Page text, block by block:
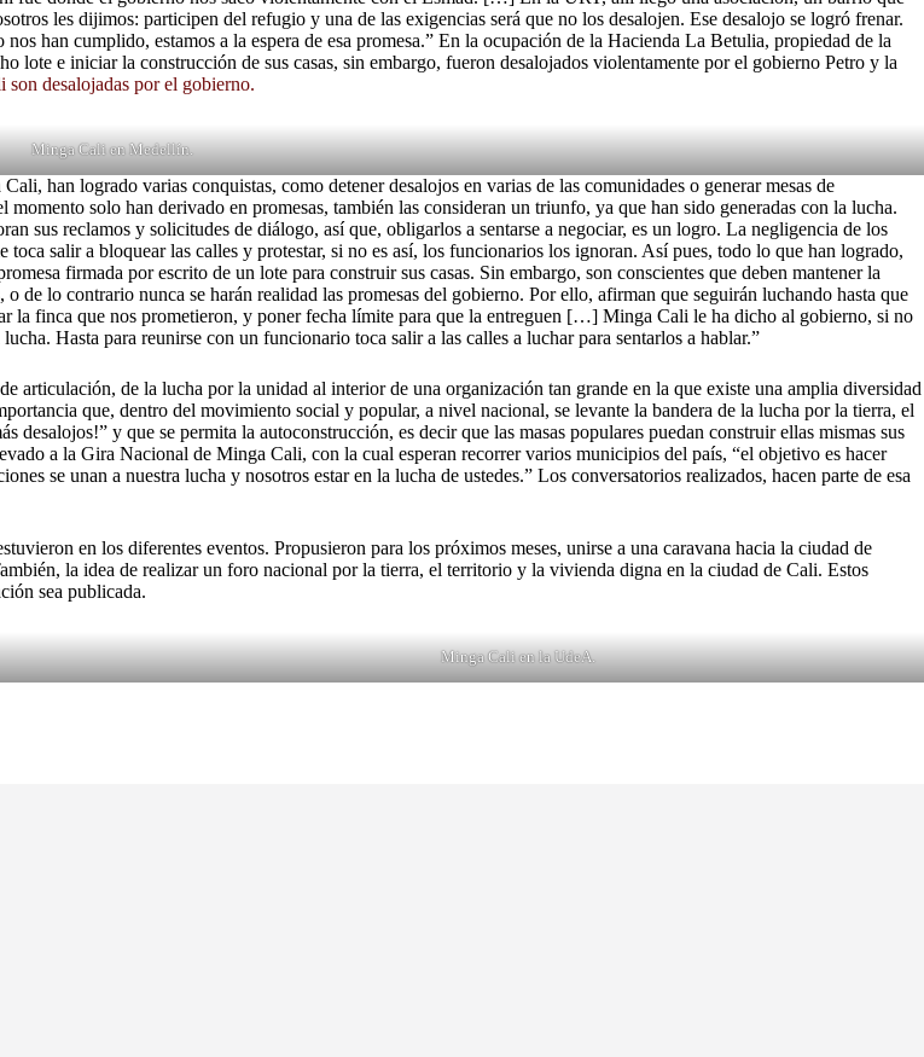
les dijimos: participen del refugio y una de las exigencias será que no los desalojen. Ese desalojo se logró frenar.
han cumplido, estamos a la espera de esa promesa.” En la ocupación de la Hacienda La Betulia, propiedad de la
e iniciar la construcción de sus casas, sin embargo, fueron desalojados violentamente por el gobierno Petro y la
desalojadas por el gobierno.
Minga Cali en Medellín.
han logrado varias conquistas, como detener desalojos en varias de las comunidades o generar mesas de
solo han derivado en promesas, también las consideran un triunfo, ya que han sido generadas con la lucha.
sus reclamos y solicitudes de diálogo, así que, obligarlos a sentarse a negociar, es un logro. La negligencia de los
salir a bloquear las calles y protestar, si no es así, los funcionarios los ignoran. Así pues, todo lo que han logrado,
firmada por escrito de un lote para construir sus casas. Sin embargo, son conscientes que deben mantener la
de lo contrario nunca se harán realidad las promesas del gobierno. Por ello, afirman que seguirán luchando hasta que
la finca que nos prometieron, y poner fecha límite para que la entreguen […] Minga Cali le ha dicho al gobierno, si no
Hasta para reunirse con un funcionario toca salir a las calles a luchar para sentarlos a hablar.”
articulación, de la lucha por la unidad al interior de una organización tan grande en la que existe una amplia diversidad
que, dentro del movimiento social y popular, a nivel nacional, se levante la bandera de la lucha por la tierra, el
y que se permita la autoconstrucción, es decir que las masas populares puedan construir ellas mismas sus
a la Gira Nacional de Minga Cali, con la cual esperan recorrer varios municipios del país, “el objetivo es hacer
se unan a nuestra lucha y nosotros estar en la lucha de ustedes.” Los conversatorios realizados, hacen parte de esa
en los diferentes eventos. Propusieron para los próximos meses, unirse a una caravana hacia la ciudad de
la idea de realizar un foro nacional por la tierra, el territorio y la vivienda digna en la ciudad de Cali. Estos
sea publicada.
Minga Cali en la UdeA.